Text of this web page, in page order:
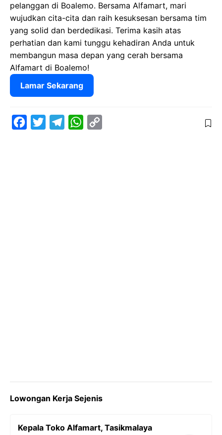
pelanggan di Boalemo. Bersama Alfamart, mari
wujudkan cita-cita dan raih kesuksesan bersama tim
yang solid dan berdedikasi. Terima kasih atas
perhatian dan kami tunggu kehadiran Anda untuk
membangun masa depan yang cerah bersama
Alfamart di Boalemo!
Lamar Sekarang
W
Lowongan Kerja Sejenis
Kepala Toko Alfamart, Tasikmalaya